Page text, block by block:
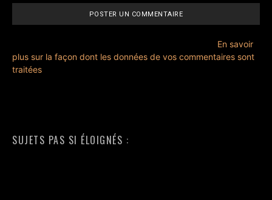
En savoir
plus sur la façon dont les données de vos commentaires sont
traitées
SUJETS PAS SI ÉLOIGNÉS :